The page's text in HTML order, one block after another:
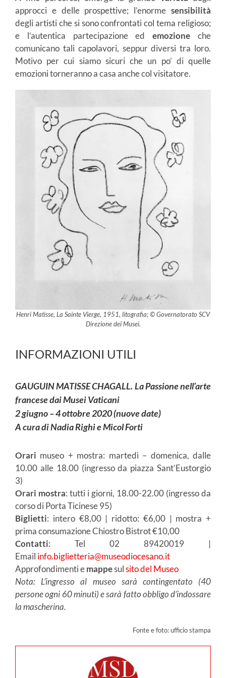
approcci e delle prospettive; l’enorme sensibilità
degli artisti che si sono confrontati col tema religioso;
e l’autentica partecipazione edemozione che
comunicano tali capolavori, seppur diversi tra loro.
Motivo per cui siamo sicuri che un po’ di quelle
emozioni torneranno a casa anche col visitatore.
Henri Matisse, La Sainte Vierge, 1951, litografia; © Governatorato SCV
Direzione dei Musei.
INFORMAZIONI UTILI
GAUGUIN MATISSE CHAGALL. La Passione nell’arte
francese dai Musei Vaticani
2 giugno – 4 ottobre 2020 (nuove date)
A cura di Nadia Righi e Micol Forti
Orari museo + mostra: martedì – domenica, dalle
10.00 alle 18.00 (ingresso da piazza Sant’Eustorgio
3)
Orari mostra: tutti i giorni, 18.00-22.00 (ingresso da
corso di Porta Ticinese 95)
Biglietti: intero €8,00 | ridotto: €6,00 | mostra +
prima consumazione Chiostro Bistrot €10,00
Contatti: Tel 02 89420019 |
Email info.biglietteria@museodiocesano.it
Approfondimenti emappesulsito del Museo
Nota: L’ingresso al museo sarà contingentato (40
persone ogni 60 minuti) e sarà fatto obbligo d’indossare
la mascherina.
Fonte e foto: ufficio stampa